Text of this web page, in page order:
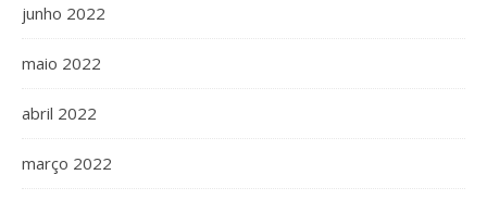
junho 2022
maio 2022
abril 2022
março 2022